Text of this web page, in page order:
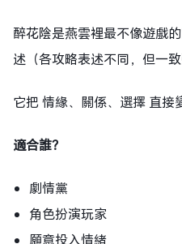
醉花陰是燕雲裡最不像遊戲
述（各攻略表述不同，但一致
它把情緣、 關係、 選擇 直接
適合誰？
劇情黨
角色扮演玩家
願意投入情緒